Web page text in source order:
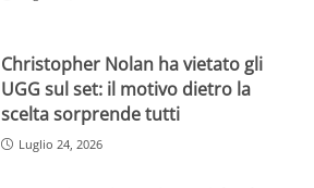
Christopher Nolan ha vietato gli
UGG sul set: il motivo dietro la
scelta sorprende tutti
Luglio 24, 2026